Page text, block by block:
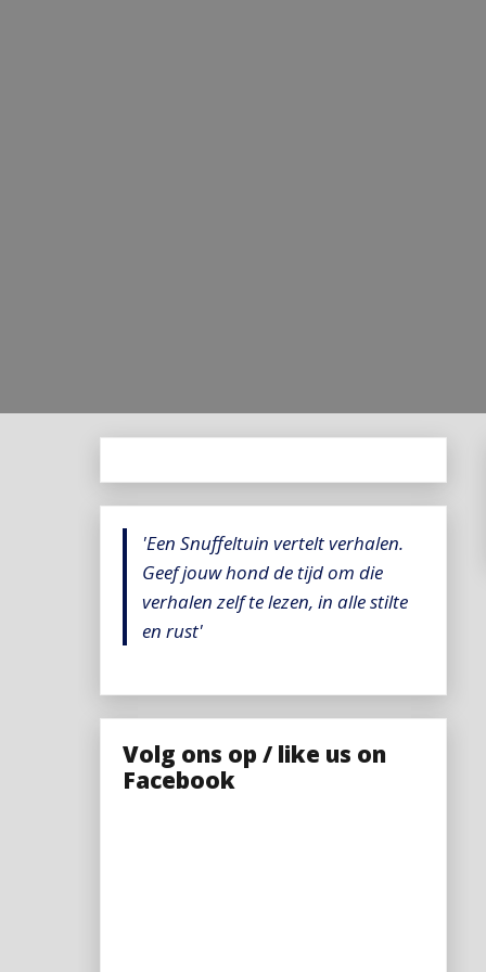
'Een Snuffeltuin vertelt verhalen.
Geef jouw hond de tijd om die
verhalen zelf te lezen, in alle stilte
en rust'
Volg ons op / like us on
Facebook